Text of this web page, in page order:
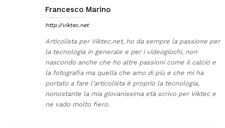
Francesco Marino
http://viktec.net
Articolista per Viktec.net, ho da sempre la passione per
la tecnologia in generale e per i videogiochi, non
nascondo anche che ho altre passioni come il calcio e
la fotografia ma quella che amo di più e che mi ha
portato a fare l'articolista è proprio la tecnologia,
nonostante la mia giovanissima età scrivo per Viktec e
ne vado molto fiero.